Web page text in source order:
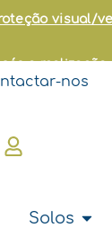
visual/
a realização
nos
e telas
Solos